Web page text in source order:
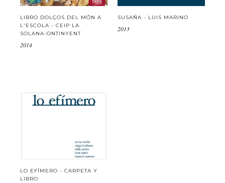
LIBRO DOLÇOS DEL MÓN A
L'ESCOLA - CEIP LA
SOLANA-ONTINYENT
2014
SUSAÑA - LUIS MARINO
2013
LO EFÍMERO - CARPETA Y
LIBRO